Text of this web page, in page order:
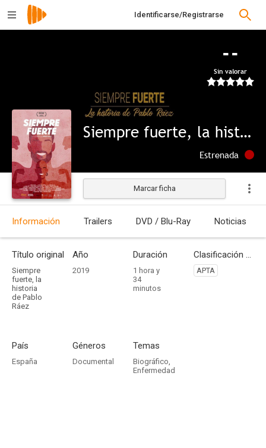
Identificarse/Registrarse
--
Sin valorar
Siempre fuerte, la historia de Pablo Ráez
Estrenada
Marcar ficha
Información Trailers DVD / Blu-Ray Noticias
Título original
Siempre
fuerte, la
historia
de Pablo
Ráez
Año
2019
Duración
1 hora y
34
minutos
Clasificación por edades
APTA
País
España
Géneros
Documental
Temas
Biográfico,
Enfermedad